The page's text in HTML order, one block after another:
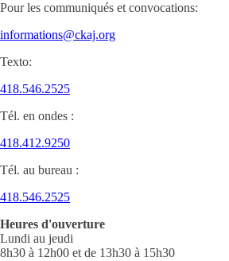
Pour les communiqués et convocations:
informations@ckaj.org
Texto:
418.546.2525
Tél. en ondes :
418.412.9250
Tél. au bureau :
418.546.2525
Heures d'ouverture
Lundi au jeudi
8h30 à 12h00 et de 13h30 à 15h30